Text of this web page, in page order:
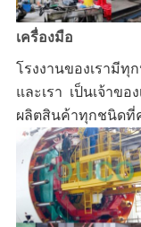
เครื่องมือ
โรงงานของเรามีทุ
และเรา เป็นเจ้าขอ
ผลิตสินค้าทุกชนิดที่